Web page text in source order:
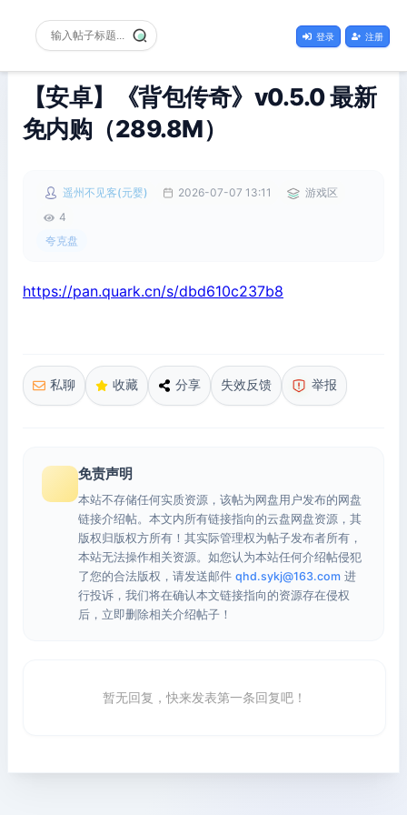
登录 注册
【安卓】《背包传奇》v0.5.0 最新
免内购（289.8M）
遥州不见客(元婴) 2026-07-07 13:11
游戏区
4
夸克盘
https://pan.quark.cn/s/dbd610c237b8
私聊 收藏 分享 失效反馈 举报
免责声明
本站不存储任何实质资源，该帖为网盘用户发布的网盘
链接介绍帖。本文内所有链接指向的云盘网盘资源，其
版权归版权方所有！其实际管理权为帖子发布者所有，
本站无法操作相关资源。如您认为本站任何介绍帖侵犯
了您的合法版权，请发送邮件 qhd.sykj@163.com 进
行投诉，我们将在确认本文链接指向的资源存在侵权
后，立即删除相关介绍帖子！
暂无回复，快来发表第一条回复吧！